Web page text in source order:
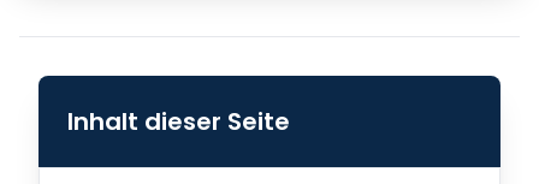
Inhalt dieser Seite